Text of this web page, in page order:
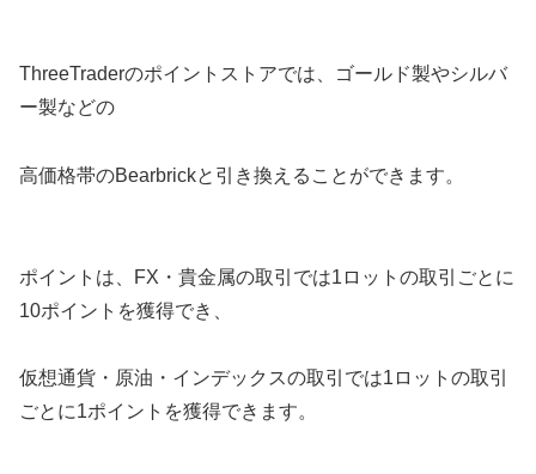
ThreeTraderのポイントストアでは、ゴールド製やシルバ
ー製などの
高価格帯のBearbrickと引き換えることができます。
ポイントは、FX・貴金属の取引では1ロットの取引ごとに
10ポイントを獲得でき、
仮想通貨・原油・インデックスの取引では1ロットの取引
ごとに1ポイントを獲得できます。